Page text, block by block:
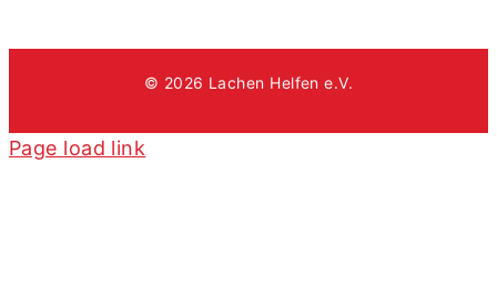
© 2026 Lachen Helfen e.V.
Page load link